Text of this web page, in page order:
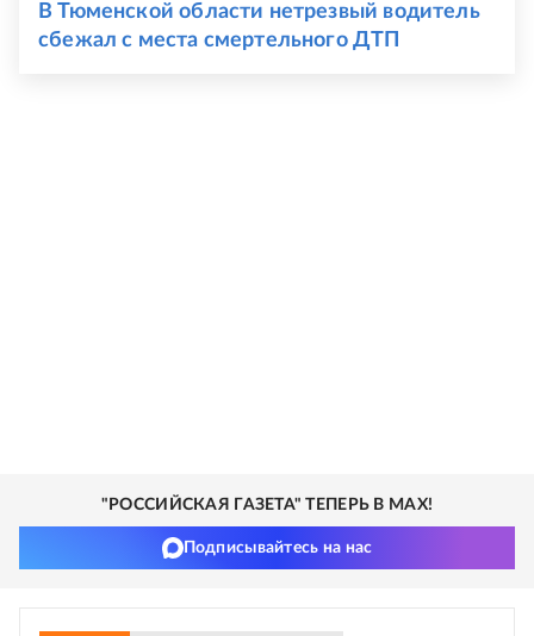
В Тюменской области нетрезвый водитель
сбежал с места смертельного ДТП
"РОССИЙСКАЯ ГАЗЕТА" ТЕПЕРЬ В MAX!
Подписывайтесь на нас